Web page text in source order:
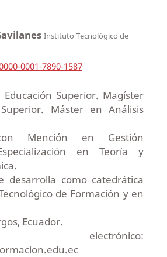
Instituto Tecnológico de
0001-7890-1587
Superior. Magíster
Máster en Análisis
Mención en Gestión
en Teoría y
desarrolla como catedrática
de Formación y en
Ecuador.
electrónico: